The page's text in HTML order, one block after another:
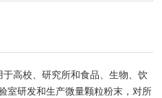
于高校、研究所和食品、生物、饮
室研发和生产微量颗粒粉末，对所